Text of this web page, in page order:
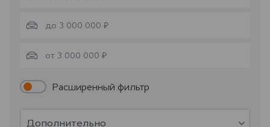
до 3 000 000 ₽
от 3 000 000 ₽
Расширенный фильтр
Дополнительно